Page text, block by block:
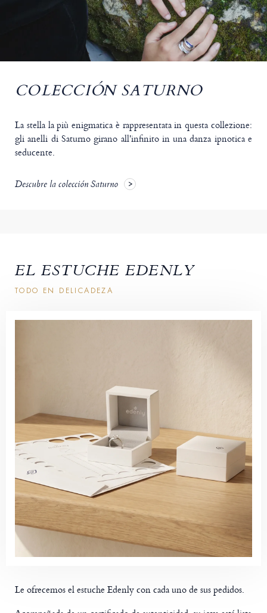
COLECCIÓN SATURNO
La stella la più enigmatica è rappresentata in questa collezione:
gli anelli di Saturno girano all'infinito in una danza ipnotica e
seducente.
Descubre la colección Saturno
EL ESTUCHE EDENLY
TODO EN DELICADEZA
Le ofrecemos el estuche Edenly con cada uno de sus pedidos.